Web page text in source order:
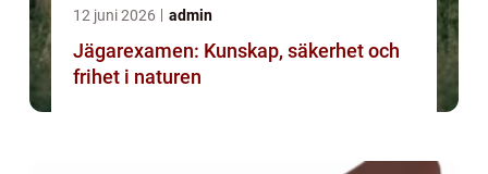
12 juni 2026 admin
Jägarexamen: Kunskap, säkerhet och
frihet i naturen